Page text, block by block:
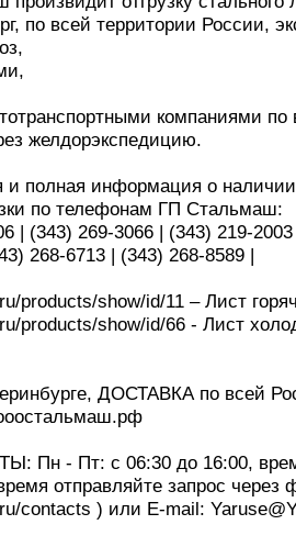
по всей территории России,
компаниями
желдорэкспедицию.
и полная информация о
по телефонам ГП Стальмаш:
| (343) 269-3066 | (343) 219-
268-6713 | (343) 268-8589 |
products/show/id/11 – Лист
products/show/id/66 - Лист
ДОСТАВКА по всей
Пн - Пт: с 06:30 до 16:00,
отправляйте запрос через
contacts ) или E-mail: